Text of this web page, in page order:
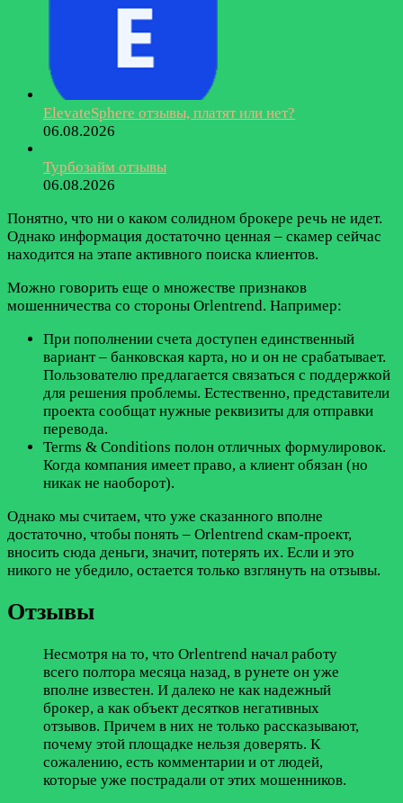
ElevateSphere отзывы, платят или нет?
06.08.2026
Турбозайм отзывы
06.08.2026
Понятно, что ни о каком солидном брокере речь не идет.
Однако информация достаточно ценная – скамер сейчас
находится на этапе активного поиска клиентов.
Можно говорить еще о множестве признаков
мошенничества со стороны Orlentrend. Например:
При пополнении счета доступен единственный
вариант – банковская карта, но и он не срабатывает.
Пользователю предлагается связаться с поддержкой
для решения проблемы. Естественно, представители
проекта сообщат нужные реквизиты для отправки
перевода.
Terms & Conditions полон отличных формулировок.
Когда компания имеет право, а клиент обязан (но
никак не наоборот).
Однако мы считаем, что уже сказанного вполне
достаточно, чтобы понять – Orlentrend скам-проект,
вносить сюда деньги, значит, потерять их. Если и это
никого не убедило, остается только взглянуть на отзывы.
Отзывы
Несмотря на то, что Orlentrend начал работу
всего полтора месяца назад, в рунете он уже
вполне известен. И далеко не как надежный
брокер, а как объект десятков негативных
отзывов. Причем в них не только рассказывают,
почему этой площадке нельзя доверять. К
сожалению, есть комментарии и от людей,
которые уже пострадали от этих мошенников.